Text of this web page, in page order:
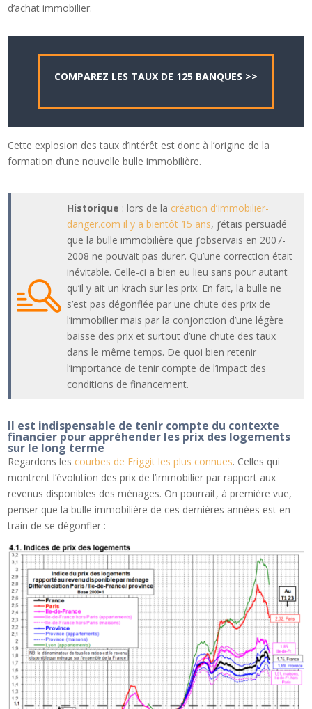
d’achat immobilier.
COMPAREZ LES TAUX DE 125 BANQUES >>
Cette explosion des taux d’intérêt est donc à l’origine de la
formation d’une nouvelle bulle immobilière.
Historique : lors de la création d’Immobilier-
danger.com il y a bientôt 15 ans, j’étais persuadé
que la bulle immobilière que j’observais en 2007-
2008 ne pouvait pas durer. Qu’une correction était
inévitable. Celle-ci a bien eu lieu sans pour autant
qu’il y ait un krach sur les prix. En fait, la bulle ne
s’est pas dégonflée par une chute des prix de
l’immobilier mais par la conjonction d’une légère
baisse des prix et surtout d’une chute des taux
dans le même temps. De quoi bien retenir
l’importance de tenir compte de l’impact des
conditions de financement.
Il est indispensable de tenir compte du contexte
financier pour appréhender les prix des logements
sur le long terme
Regardons les courbes de Friggit les plus connues. Celles qui
montrent l’évolution des prix de l’immobilier par rapport aux
revenus disponibles des ménages. On pourrait, à première vue,
penser que la bulle immobilière de ces dernières années est en
train de se dégonfler :